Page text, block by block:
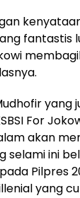
fantastis
yang
For
akan
selami ini
Pilpres
yang